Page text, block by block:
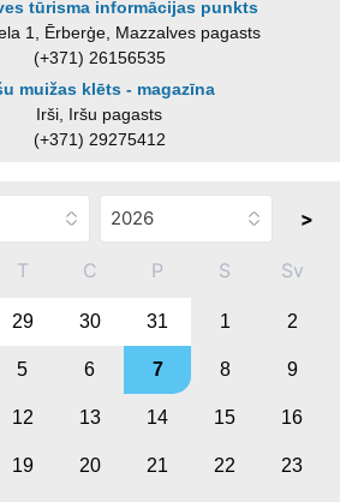
tūrisma informācijas punkts
1, Ērberģe, Mazzalves pagasts
(+371) 26156535
muižas klēts - magazīna
Irši, Iršu pagasts
(+371) 29275412
>
T C P S Sv
29 30 31 1 2
5 6 7 8 9
12 13 14 15 16
19 20 21 22 23